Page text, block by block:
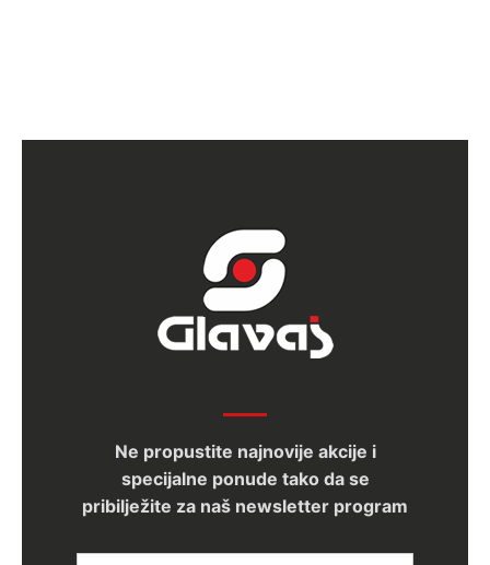
Ne propustite najnovije akcije i
specijalne ponude tako da se
pribilježite za naš newsletter program